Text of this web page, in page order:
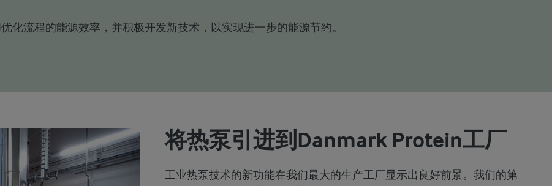
化流程的能源效率，并积极开发新技术，以实现进一步的能源节约。
将热泵引进到Danmark Protein工厂
工业热泵技术的新功能在我们最大的生产工厂显示出良好前景。我们的第